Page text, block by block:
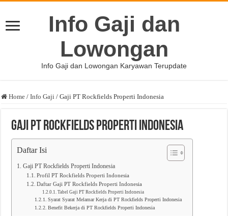
Info Gaji dan
Lowongan
Info Gaji dan Lowongan Karyawan Terupdate
Home / Info Gaji / Gaji PT Rockfields Properti Indonesia
Gaji PT Rockfields Properti Indonesia
Daftar Isi
Gaji PT Rockfields Properti Indonesia
Profil PT Rockfields Properti Indonesia
Daftar Gaji PT Rockfields Properti Indonesia
Tabel Gaji PT Rockfields Properti Indonesia
Syarat Syarat Melamar Kerja di PT Rockfields Properti Indonesia
Benefit Bekerja di PT Rockfields Properti Indonesia